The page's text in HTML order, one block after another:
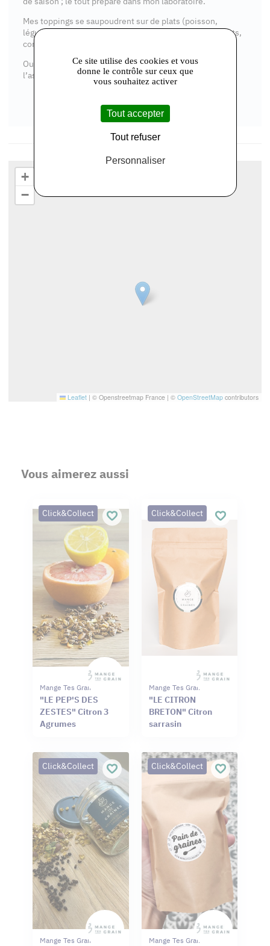
Mes toppings se saupoudrent sur de plats (poisson,
légumes, salades, soupes…) ou sur des desserts (yaourts,
compotes, fruits, crèmes, glaces…).
Outre les bienfaits naturels des produits utilisés,
l’association parfois osée des épices les rend originales.
+
−
Leaflet | © Openstreetmap France | © OpenStreetMap contributors
Vous aimerez aussi
Click&Collect
Mange Tes Graines
"LE PEP'S DES
ZESTES" Citron 3
Agrumes
Click&Collect
Mange Tes Graines
"LE CITRON
BRETON" Citron
sarrasin
Click&Collect
Mange Tes Graines
Click&Collect
Mange Tes Graines
Ce site utilise des cookies et vous
donne le contrôle sur ceux que
vous souhaitez activer
Tout accepter
Tout refuser
Personnaliser